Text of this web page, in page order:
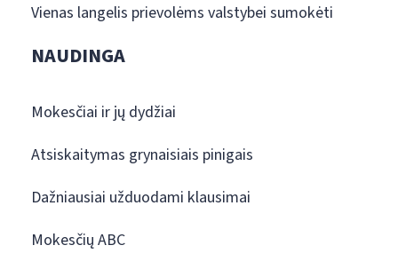
Vienas langelis prievolėms valstybei sumokėti
NAUDINGA
Mokesčiai ir jų dydžiai
Atsiskaitymas grynaisiais pinigais
Dažniausiai užduodami klausimai
Mokesčių ABC